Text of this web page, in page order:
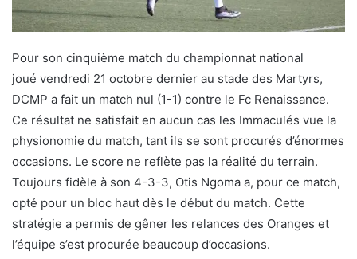
Pour son cinquième match du championnat national
joué vendredi 21 octobre dernier au stade des Martyrs,
DCMP a fait un match nul (1-1) contre le Fc Renaissance.
Ce résultat ne satisfait en aucun cas les Immaculés vue la
physionomie du match, tant ils se sont procurés d’énormes
occasions. Le score ne reflète pas la réalité du terrain.
Toujours fidèle à son 4-3-3, Otis Ngoma a, pour ce match,
opté pour un bloc haut dès le début du match. Cette
stratégie a permis de gêner les relances des Oranges et
l’équipe s’est procurée beaucoup d’occasions.